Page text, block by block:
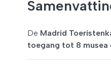
De Madrid
toegang tot 8 musea